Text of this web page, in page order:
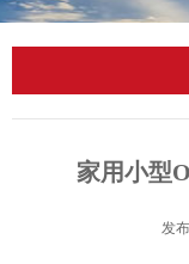
家用小型
发